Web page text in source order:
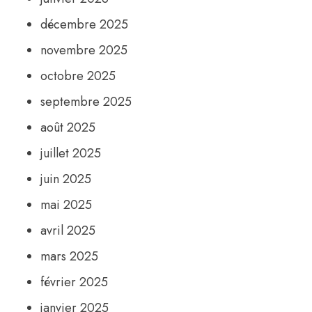
décembre 2025
novembre 2025
octobre 2025
septembre 2025
août 2025
juillet 2025
juin 2025
mai 2025
avril 2025
mars 2025
février 2025
janvier 2025